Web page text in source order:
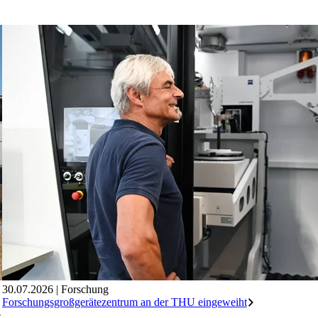
30.07.2026 | Forschung
Forschungsgroßgerätezentrum an der THU eingeweiht